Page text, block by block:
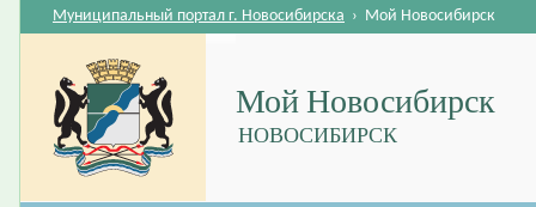
Мой Новосибирск
НОВОСИБИРСК
Муниципальный портал г. Новосибирска › Мой Новосибирск